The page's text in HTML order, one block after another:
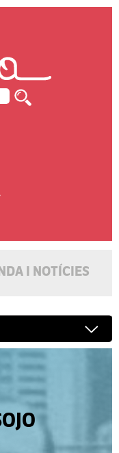
I NOTÍCIES